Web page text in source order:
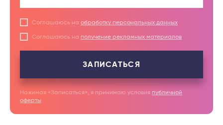
Соглашаюсь на обработку персональных данных
Соглашаюсь на получение рекламных материалов
ЗАПИСАТЬСЯ
Нажимая «Записаться», я принимаю условия публичной
оферты